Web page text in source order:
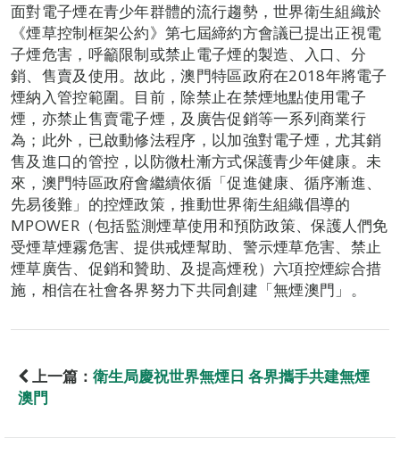
面對電子煙在青少年群體的流行趨勢，世界衛生組織於
《煙草控制框架公約》第七屆締約方會議已提出正視電
子煙危害，呼籲限制或禁止電子煙的製造、入口、分
銷、售賣及使用。故此，澳門特區政府在2018年將電子
煙納入管控範圍。目前，除禁止在禁煙地點使用電子
煙，亦禁止售賣電子煙，及廣告促銷等一系列商業行
為；此外，已啟動修法程序，以加強對電子煙，尤其銷
售及進口的管控，以防微杜漸方式保護青少年健康。未
來，澳門特區政府會繼續依循「促進健康、循序漸進、
先易後難」的控煙政策，推動世界衛生組織倡導的
MPOWER（包括監測煙草使用和預防政策、保護人們免
受煙草煙霧危害、提供戒煙幫助、警示煙草危害、禁止
煙草廣告、促銷和贊助、及提高煙稅）六項控煙綜合措
施，相信在社會各界努力下共同創建「無煙澳門」。
上一篇： 衛生局慶祝世界無煙日 各界攜手共建無煙
澳門